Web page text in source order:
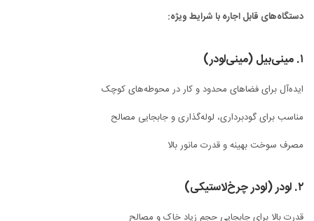
دستگاه‌های قابل اجاره با شرایط ویژه:
۱. مینی‌بیل (مینی‌لودر)
ایده‌آل برای فضاهای محدود و کار در محوطه‌های کوچک
مناسب برای گودبرداری، لوله‌گذاری و جابجایی مصالح
مصرف سوخت بهینه و قدرت مانور بالا
۲. لودر (لودر چرخ‌لاستیکی)
قدرت بالا برای جابجایی حجم زیاد خاک و مصالح